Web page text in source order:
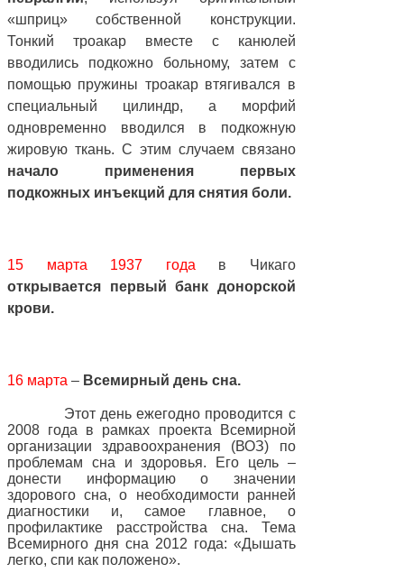
«шприц» собственной конструкции.
Тонкий троакар вместе с канюлей
вводились подкожно больному, затем с
помощью пружины троакар втягивался в
специальный цилиндр, а морфий
одновременно вводился в подкожную
жировую ткань. С этим случаем связано
начало применения первых
подкожных инъекций для снятия боли.
15 марта 1937 года в Чикаго
открывается первый банк донорской
крови.
16 марта – Всемирный день сна.
Этот день ежегодно проводится с
2008 года в рамках проекта Всемирной
организации здравоохранения (ВОЗ) по
проблемам сна и здоровья. Его цель –
донести информацию о значении
здорового сна, о необходимости ранней
диагностики и, самое главное, о
профилактике расстройства сна. Тема
Всемирного дня сна 2012 года: «Дышать
легко, спи как положено».